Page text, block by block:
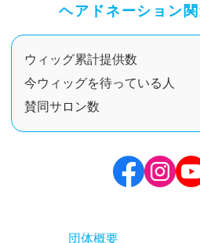
ヘアドネーション
ウィッグ累計提供数
今ウィッグを待っている人
賛同サロン数
団体概要